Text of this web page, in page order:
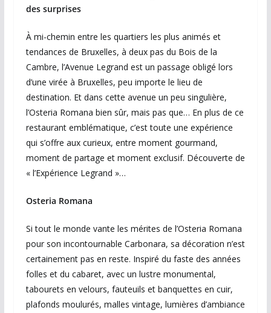
des surprises
À mi-chemin entre les quartiers les plus animés et
tendances de Bruxelles, à deux pas du Bois de la
Cambre, l’Avenue Legrand est un passage obligé lors
d’une virée à Bruxelles, peu importe le lieu de
destination. Et dans cette avenue un peu singulière,
l’Osteria Romana bien sûr, mais pas que… En plus de ce
restaurant emblématique, c’est toute une expérience
qui s’offre aux curieux, entre moment gourmand,
moment de partage et moment exclusif. Découverte de
« l’Expérience Legrand »…
Osteria Romana
Si tout le monde vante les mérites de l’Osteria Romana
pour son incontournable Carbonara, sa décoration n’est
certainement pas en reste. Inspiré du faste des années
folles et du cabaret, avec un lustre monumental,
tabourets en velours, fauteuils et banquettes en cuir,
plafonds moulurés, malles vintage, lumières d’ambiance